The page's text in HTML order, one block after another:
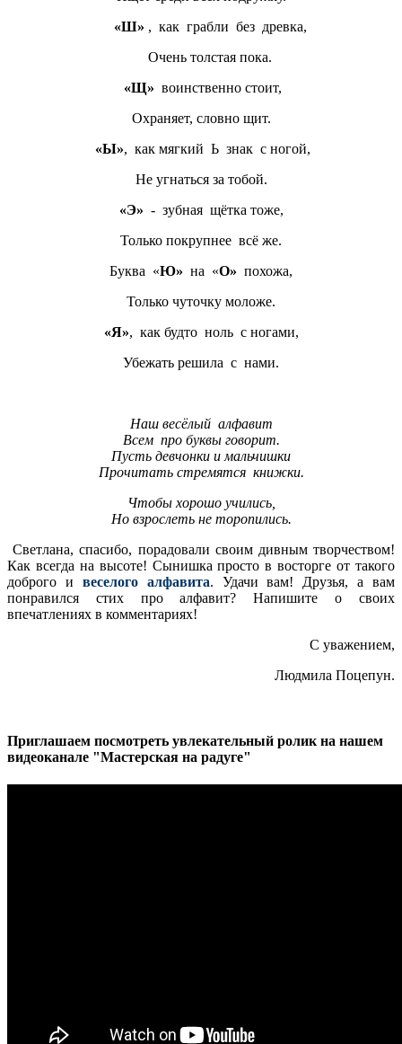
«Ш» , как грабли без древка,
Очень толстая пока.
«Щ» воинственно стоит,
Охраняет, словно щит.
«Ы», как мягкий Ь знак с ногой,
Не угнаться за тобой.
«Э» - зубная щётка тоже,
Только покрупнее всё же.
Буква «Ю» на «О» похожа,
Только чуточку моложе.
«Я», как будто ноль с ногами,
Убежать решила с нами.
Наш весёлый алфавит
Всем про буквы говорит.
Пусть девчонки и мальчишки
Прочитать стремятся книжки.
Чтобы хорошо учились,
Но взрослеть не торопились.
Светлана, спасибо, порадовали своим дивным творчеством!
Как всегда на высоте! Сынишка просто в восторге от такого
доброго и веселого алфавита. Удачи вам! Друзья, а вам
понравился стих про алфавит? Напишите о своих
впечатлениях в комментариях!
С уважением,
Людмила Поцепун.
Приглашаем посмотреть увлекательный ролик на нашем
видеоканале "Мастерская на радуге"